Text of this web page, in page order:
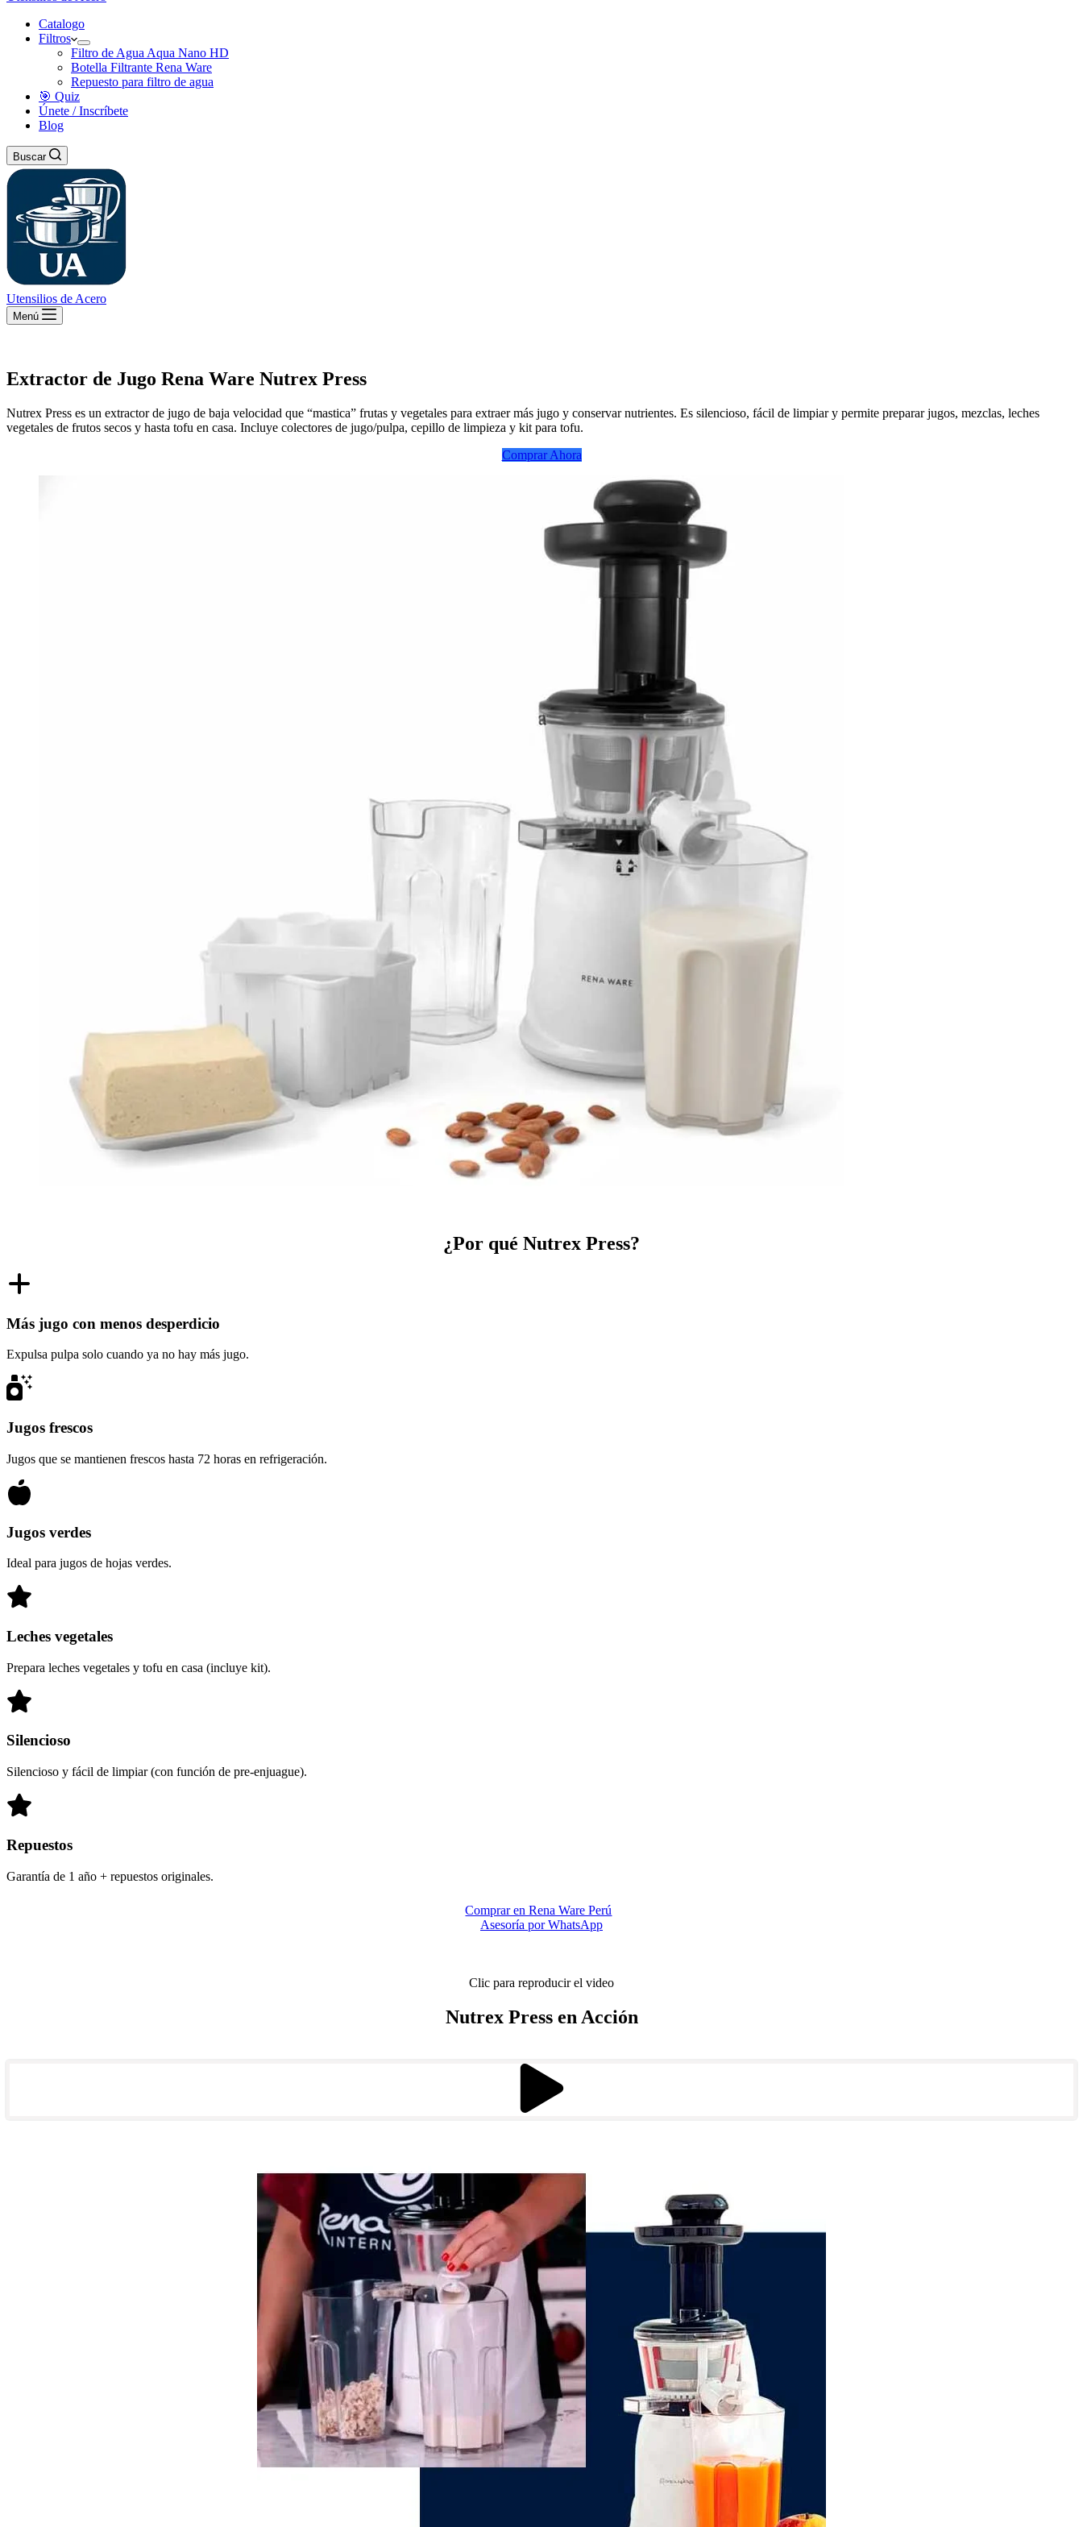
Catalogo
Filtros
Filtro de Agua Aqua Nano HD
Botella Filtrante Rena Ware
Repuesto para filtro de agua
🎯 Quiz
Únete / Inscríbete
Blog
Buscar
Utensilios de Acero
Menú
Extractor de Jugo Rena Ware Nutrex Press
Nutrex Press es un extractor de jugo de baja velocidad que “mastica” frutas y vegetales para extraer más jugo y conservar nutrientes. Es silencioso, fácil de limpiar y permite preparar jugos, mezclas, leches
vegetales de frutos secos y hasta tofu en casa. Incluye colectores de jugo/pulpa, cepillo de limpieza y kit para tofu.
Comprar Ahora
¿Por qué Nutrex Press?
Más jugo con menos desperdicio
Expulsa pulpa solo cuando ya no hay más jugo.
Jugos frescos
Jugos que se mantienen frescos hasta 72 horas en refrigeración.
Jugos verdes
Ideal para jugos de hojas verdes.
Leches vegetales
Prepara leches vegetales y tofu en casa (incluye kit).
Silencioso
Silencioso y fácil de limpiar (con función de pre-enjuague).
Repuestos
Garantía de 1 año + repuestos originales.
Comprar en Rena Ware Perú
Asesoría por WhatsApp
Clic para reproducir el video
Nutrex Press en Acción